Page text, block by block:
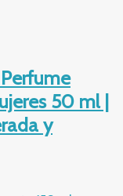
50 ml |
y